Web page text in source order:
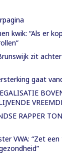
kwik: “Als er
zit
gaat
RAPPER
VWA: “Zet